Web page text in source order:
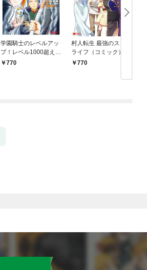
学園騎士のレベルアッ
プ！レベル1000超えの
転生者、落ちこぼれク
770
村人転生 最強のスロー
ライフ（コミック） 1
770